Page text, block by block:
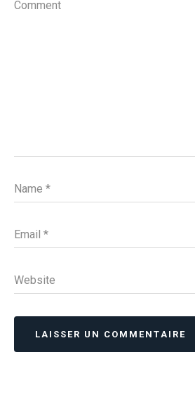
Comment
Name *
Email *
Website
LAISSER UN COMMENTAIRE